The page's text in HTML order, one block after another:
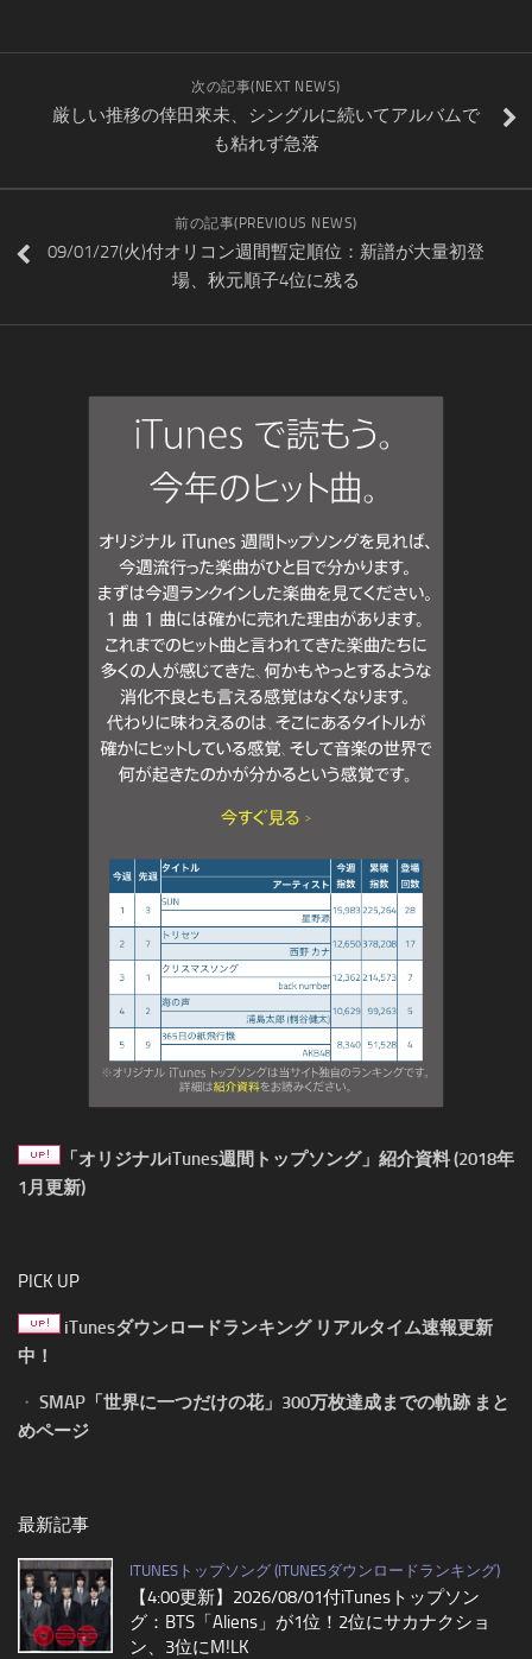
次の記事(NEXT NEWS)
厳しい推移の倖田來未、シングルに続いてアルバムで
も粘れず急落
前の記事(PREVIOUS NEWS)
09/01/27(火)付オリコン週間暫定順位：新譜が大量初登
場、秋元順子4位に残る
「オリジナルiTunes週間トップソング」紹介資料 (2018年
1月更新)
PICK UP
iTunesダウンロードランキング リアルタイム速報更新
中！
・ SMAP「世界に一つだけの花」300万枚達成までの軌跡 まと
めページ
最新記事
ITUNESトップソング (ITUNESダウンロードランキング)
【4:00更新】2026/08/01付iTunesトップソン
グ：BTS「Aliens」が1位！2位にサカナクショ
ン、3位にM!LK